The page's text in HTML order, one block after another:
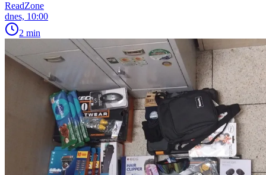
ReadZone
dnes, 10:00
2 min